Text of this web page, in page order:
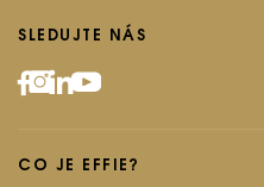
SLEDUJTE NÁS
CO JE EFFIE?